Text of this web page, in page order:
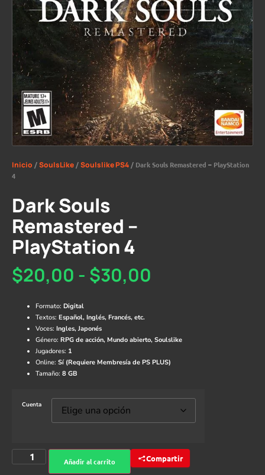
Inicio /SoulsLike /Soulslike PS4 / Dark Souls Remastered – PlayStation
4
Dark Souls
Remastered –
PlayStation 4
$20,00 - $30,00
Formato: Digital
Textos: Español, Inglés, Francés, etc.
Voces: Ingles, Japonés
Género: RPG de acción, Mundo abierto, Soulslike
Jugadores: 1
Online: Sí (Requiere Membresía de PS PLUS)
Tamaño: 8 GB
Cuenta
Añadir al carrito Compartir